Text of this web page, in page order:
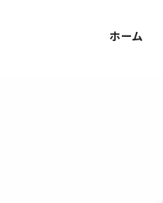
ホーム